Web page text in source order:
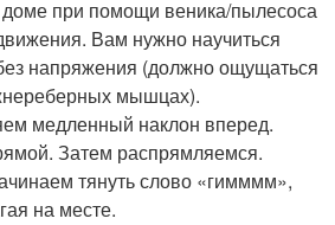
доме при помощи веника/пылесоса
Вам нужно научиться
напряжения (должно ощущаться
мышцах).
медленный наклон вперед.
Затем распрямляемся.
тянуть слово «гимммм»,
на месте.